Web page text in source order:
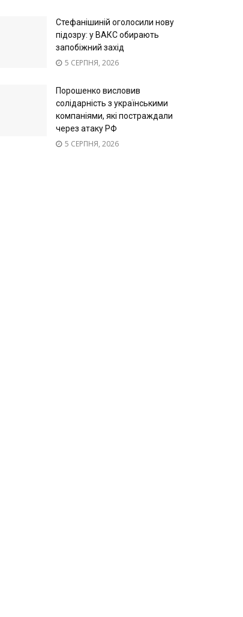
Стефанішиній оголосили нову
підозру: у ВАКС обирають
запобіжний захід
5 СЕРПНЯ, 2026
Порошенко висловив
солідарність з українськими
компаніями, які постраждали
через атаку РФ
5 СЕРПНЯ, 2026